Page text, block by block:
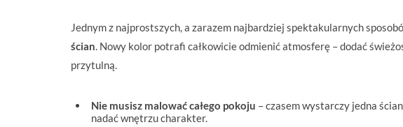
Jednym z najprostszych, a zarazem najbardziej spektakularnych
ścian. Nowy kolor potrafi całkowicie odmienić atmosferę – dodać
przytulną.
Nie musisz malować całego pokoju – czasem wystarczy jedna
nadać wnętrzu charakter.